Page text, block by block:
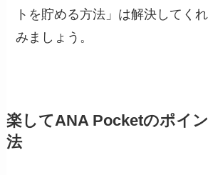
トを貯める方法」は解決してく
みましょう。
楽してANA Pocketのポイ
法